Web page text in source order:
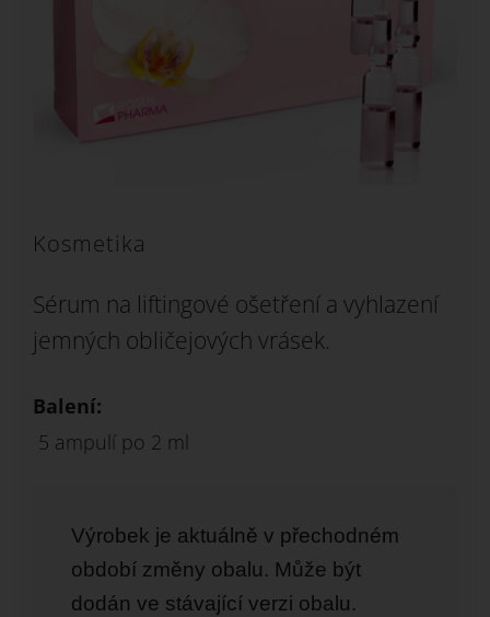
Kosmetika
Sérum na liftingové ošetření a vyhlazení
jemných obličejových vrásek.
Balení:
5 ampulí po 2 ml
Výrobek je aktuálně v přechodném
období změny obalu. Může být
dodán ve stávající verzi obalu.